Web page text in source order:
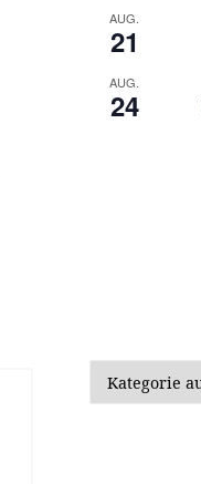
AUG.
21
AUG.
24